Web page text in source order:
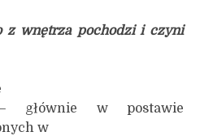
z wnętrza pochodzi i czyni
głównie w postawie
w